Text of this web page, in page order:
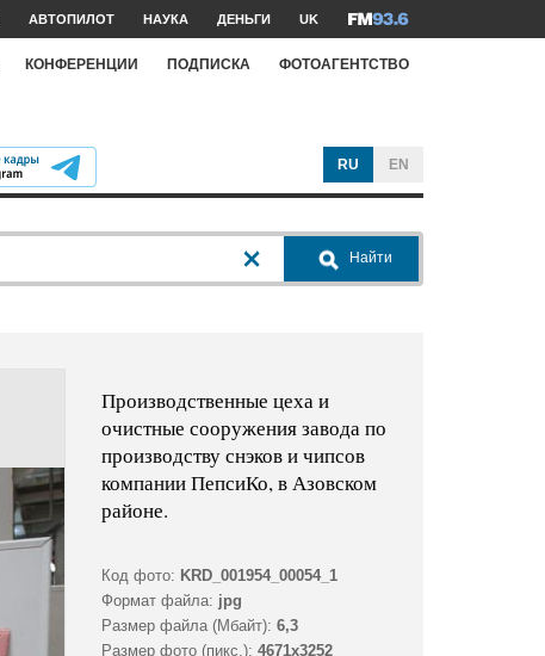
АВТОПИЛОТ НАУКА ДЕНЬГИ UK
КОНФЕРЕНЦИИ ПОДПИСКА ФОТОАГЕНТСТВО
RU EN
Найти
Производственные цеха и
очистные сооружения завода по
производству снэков и чипсов
компании ПепсиКо, в Азовском
районе.
Код фото: KRD_001954_00054_1
Формат файла: jpg
Размер файла (Мбайт): 6,3
Размер фото (пикс.): 4671x3252